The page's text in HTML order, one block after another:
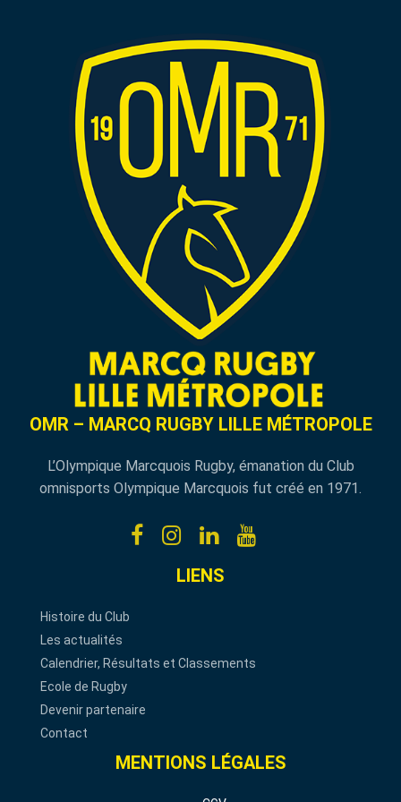
OMR – MARCQ RUGBY LILLE MÉTROPOLE
L’Olympique Marcquois Rugby, émanation du Club
omnisports Olympique Marcquois fut créé en 1971.
LIENS
Histoire du Club
Les actualités
Calendrier, Résultats et Classements
Ecole de Rugby
Devenir partenaire
Contact
MENTIONS LÉGALES